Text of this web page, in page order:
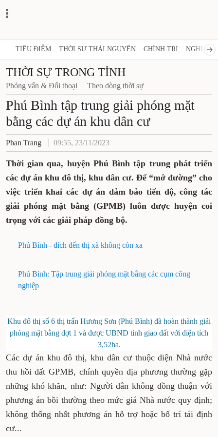
TIÊU ĐIỂM THỜI SỰ THÁI NGUYÊN CHÍNH TRỊ NGHỊ
THỜI SỰ TRONG TỈNH
Phỏng vấn & Đối thoại Theo dòng thời sự
Phú Bình tập trung giải phóng mặt
bằng các dự án khu dân cư
Phan Trang 09:55, 23/11/2023
Thời gian qua, huyện Phú Bình tập trung phát triển
các dự án khu đô thị, khu dân cư. Để “mở đường” cho
việc triển khai các dự án đảm bảo tiến độ, công tác
giải phóng mặt bằng (GPMB) luôn được huyện coi
trọng với các giải pháp đồng bộ.
Phú Bình - đích đến thị xã không còn xa
Phú Bình: Tập trung giải phóng mặt bằng các cụm công
nghiệp
Khu đô thị số 6 thị trấn Hương Sơn (Phú Bình) đã hoàn thành giải
phóng mặt bằng đợt 1 và được UBND tỉnh giao đất với diện tích
3,52ha.
Các dự án khu đô thị, khu dân cư thuộc diện Nhà nước
thu hồi đất GPMB, chính quyền địa phương thường gặp
những khó khăn, như: Người dân không đồng thuận với
phương án bồi thường theo mức giá Nhà nước quy định;
không thống nhất phương án hỗ trợ hoặc bố trí tái định
cư...